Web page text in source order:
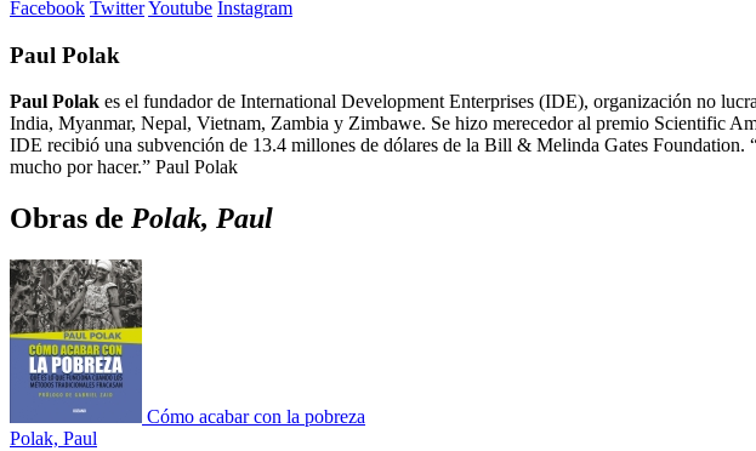
Facebook TwitterYoutube Instagram
Paul Polak
Paul Polak es el fundador de International Development Enterprises (IDE), organización no
India, Myanmar, Nepal, Vietnam, Zambia y Zimbawe. Se hizo merecedor al premio Scientific
IDE recibió una subvención de 13.4 millones de dólares de la Bill & Melinda Gates Foundation.
mucho por hacer.” Paul Polak
Obras de Polak, Paul
Cómo acabar con la pobreza
Polak, Paul